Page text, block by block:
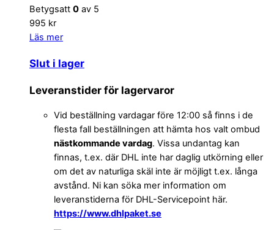
Betygsatt 0 av 5
995 kr
Läs mer
Slut i lager
Leveranstider för lagervaror
Vid beställning vardagar före 12:00 så finns i de
flesta fall beställningen att hämta hos valt ombud
nästkommande vardag. Vissa undantag kan
finnas, t.ex. där DHL inte har daglig utkörning eller
om det av naturliga skäl inte är möjligt t.ex. långa
avstånd. Ni kan söka mer information om
leveranstiderna för DHL-Servicepoint här.
https://www.dhlpaket.se